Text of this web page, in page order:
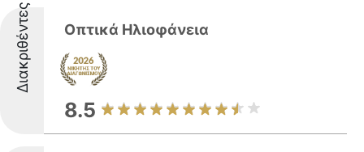
Διακριθέντες Οπτικά Ηλιοφάνεια
8.5